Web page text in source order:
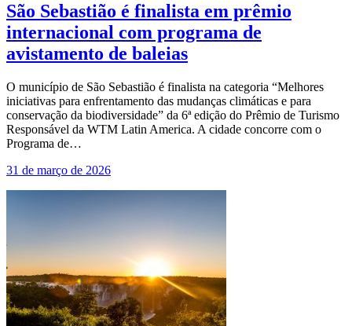
São Sebastião é finalista em prêmio
internacional com programa de
avistamento de baleias
O município de São Sebastião é finalista na categoria “Melhores
iniciativas para enfrentamento das mudanças climáticas e para
conservação da biodiversidade” da 6ª edição do Prêmio de Turismo
Responsável da WTM Latin America. A cidade concorre com o
Programa de…
31 de março de 2026